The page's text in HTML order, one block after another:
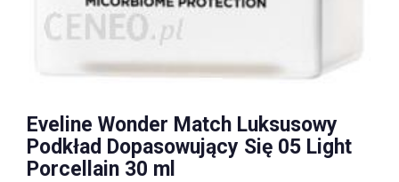
Eveline Wonder Match Luksusowy
Podkład Dopasowujący Się 05 Light
Porcellain 30 ml